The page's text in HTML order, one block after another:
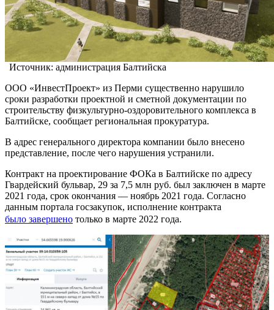
Источник: администрация Балтийска
ООО «ИнвестПроект» из Перми существенно нарушило
сроки разработки проектной и сметной документации по
строительству физкультурно-оздоровительного комплекса в
Балтийске, сообщает региональная прокуратура.
В адрес генерального директора компании было внесено
представление, после чего нарушения устранили.
Контракт на проектирование ФОКа в Балтийске по адресу
Гвардейский бульвар, 29 за 7,5 млн руб. был заключен в марте
2021 года, срок окончания — ноябрь 2021 года. Согласно
данным портала госзакупок, исполнение контракта
было завершено только в марте 2022 года.